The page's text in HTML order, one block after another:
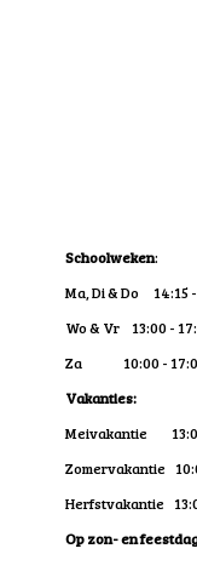
Schoolweken:
Ma, Di & Do 14:15
Wo & Vr 13:00 -
Za 10:00 -
Vakanties:
Meivakantie
Zomervakantie
Herfstvakantie
Op zon- en